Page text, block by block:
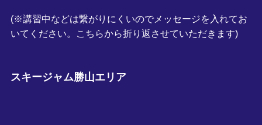
(※講習中などは繋がりにくいのでメッセージを入れてお
いてください。こちらから折り返させていただきます)
スキージャム勝山エリア